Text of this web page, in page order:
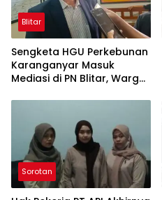
Blitar
Sengketa HGU Perkebunan
Karanganyar Masuk
Mediasi di PN Blitar, Warga
Lahan
Sorotan